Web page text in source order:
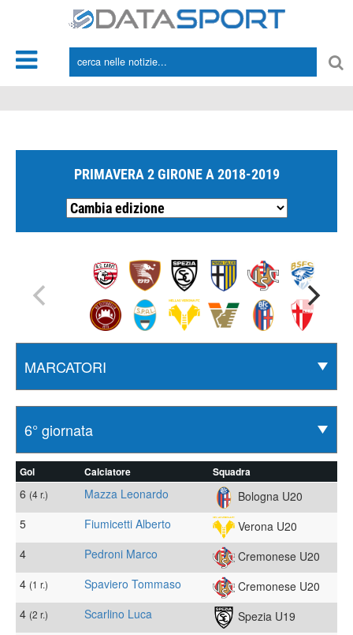
PRIMAVERA 2 GIRONE A 2018-2019
Gol Calciatore Squadra
6 (4 r.) Mazza Leonardo
Bologna U20
5
Fiumicetti Alberto
Verona U20
4
Pedroni Marco
Cremonese U20
4 (1 r.) Spaviero Tommaso
Cremonese U20
4 (2 r.) Scarlino Luca
Spezia U19